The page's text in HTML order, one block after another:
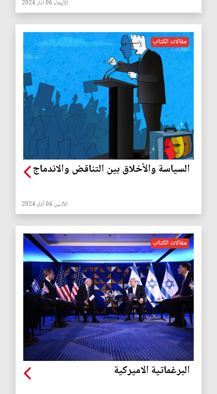
الأربعاء 06 آذار 2024
مقالات الكتاب
السياسة والأخلاق بين التناقض والاندماج
الأثنين 04 آذار 2024
مقالات الكتاب
البرغماتية الاميركية